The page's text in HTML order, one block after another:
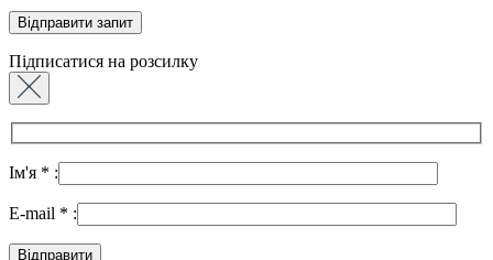
Підписатися на розсилку
Ім'я * :
E-mail * :